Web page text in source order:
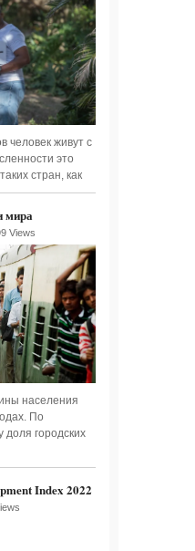
человек живут с
это
стран, как
мира
Views
населения
По
доля городских
Index 2022